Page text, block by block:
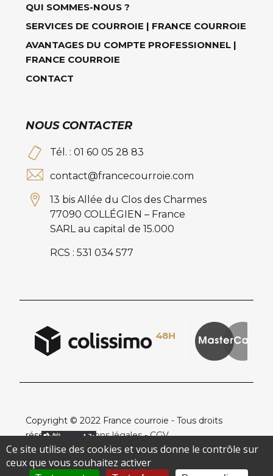
QUI SOMMES-NOUS ?
SERVICES DE COURROIE | FRANCE COURROIE
AVANTAGES DU COMPTE PROFESSIONNEL |
FRANCE COURROIE
CONTACT
NOUS CONTACTER
Tél. : 01 60 05 28 83
contact@francecourroie.com
13 bis Allée du Clos des Charmes
77090 COLLÉGIEN – France
SARL au capital de 15.000
RCS : 531 034 577
Copyright © 2022 France courroie - Tous droits
réservés -
Mentions légales-CGV
Création de site internet Pixelys
Ce site utilise des cookies et vous donne le contrôle sur
ceux que vous souhaitez activer